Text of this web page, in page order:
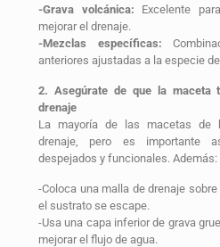
-Grava volcánica: Excelente
mejorar el drenaje.
-Mezclas específicas:
anteriores ajustadas a la especie
2. Asegúrate de que la maceta
drenaje
La mayoría de las macetas de
drenaje, pero es importante
despejados y funcionales. Además:
-Coloca una malla de drenaje
el sustrato se escape.
-Usa una capa inferior de grava
mejorar el flujo de agua.